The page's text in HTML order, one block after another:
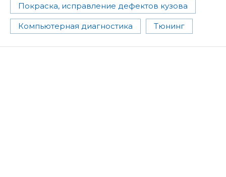
Покраска, исправление дефектов кузова
Компьютерная диагностика Тюнинг